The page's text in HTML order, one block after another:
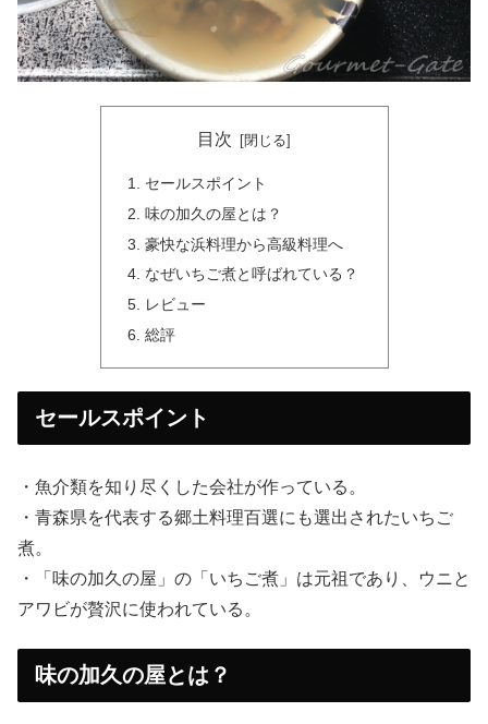
目次
セールスポイント
味の加久の屋とは？
豪快な浜料理から高級料理へ
なぜいちご煮と呼ばれている？
レビュー
総評
セールスポイント
・魚介類を知り尽くした会社が作っている。
・青森県を代表する郷土料理百選にも選出されたいちご
煮。
・「味の加久の屋」の「いちご煮」は元祖であり、ウニと
アワビが贅沢に使われている。
味の加久の屋とは？